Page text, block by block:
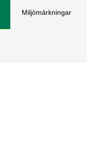
Miljömärkningar